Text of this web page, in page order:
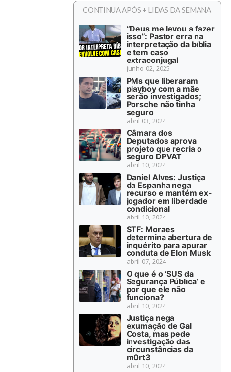
CONTINUA APÓS + LIDAS DA SEMANA
“Deus me levou a fazer
isso”: Pastor erra na
interpretação da bíblia
e tem caso
extraconjugal
junho 02, 2025
PMs que liberaram
playboy com a mãe
serão investigados;
Porsche não tinha
seguro
abril 03, 2024
Câmara dos
Deputados aprova
projeto que recria o
seguro DPVAT
abril 10, 2024
Daniel Alves: Justiça
da Espanha nega
recurso e mantém ex-
jogador em liberdade
condicional
abril 10, 2024
STF: Moraes
determina abertura de
inquérito para apurar
conduta de Elon Musk
abril 07, 2024
O que é o ‘SUS da
Segurança Pública’ e
por que ele não
funciona?
abril 10, 2024
Justiça nega
exumação de Gal
Costa, mas pede
investigação das
circunstâncias da
m0rt3
abril 10, 2024